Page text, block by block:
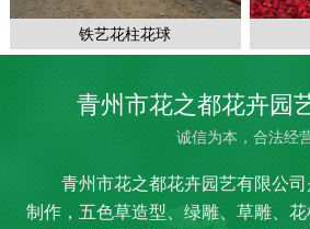
铁艺花柱花球
青州市花之都花卉园
诚信为本，合法经
青州市花之都花卉园艺有限公司
制作，五色草造型、绿雕、草雕、